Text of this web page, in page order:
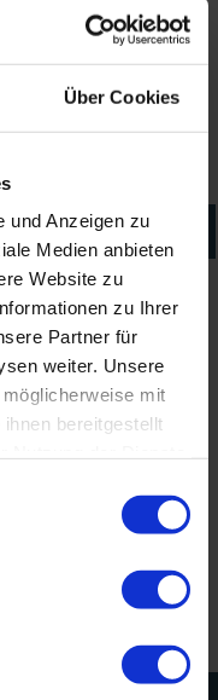
Über Cookies
und Anzeigen zu
Medien anbieten
Website zu
zu Ihrer
Partner für
weiter. Unsere
mit
bereitgestellt
11
17
18
24
25